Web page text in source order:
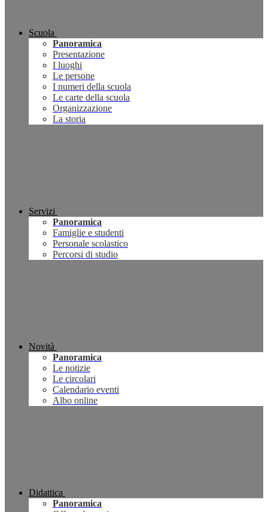
Scuola
Panoramica
Presentazione
I luoghi
Le persone
I numeri della scuola
Le carte della scuola
Organizzazione
La storia
Servizi
Panoramica
Famiglie e studenti
Personale scolastico
Percorsi di studio
Novità
Panoramica
Le notizie
Le circolari
Calendario eventi
Albo online
Didattica
Panoramica